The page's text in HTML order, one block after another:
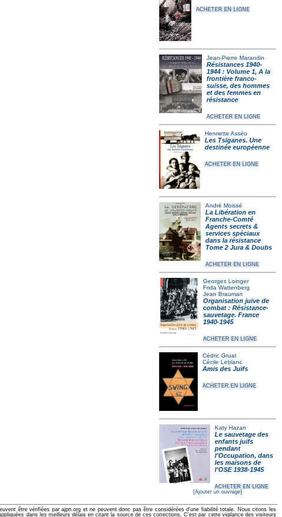
ACHETER EN LIGNE
Jean-Pierre Marandin
Résistances 1940-
1944 : Volume 1, A la
frontière franco-
suisse, des hommes
et des femmes en
résistance
ACHETER EN LIGNE
Henriette Asséo
Les Tsiganes. Une
destinée européenne
ACHETER EN LIGNE
André Moissé
La Libération en
Franche-Comté
Agents secrets &
services spéciaux
dans la résistance
Tome 2 Jura & Doubs
ACHETER EN LIGNE
Georges Loinger
Frida Wattenberg
Jean Brauman
Organisation juive de
combat : Résistance-
sauvetage. France
1940-1945
ACHETER EN LIGNE
Cédric Gruat
Cécile Leblanc
Amis des Juifs
ACHETER EN LIGNE
Katy Hazan
Le sauvetage des
enfants juifs
pendant
l'Occupation, dans
les maisons de
l'OSE 1938-1945
ACHETER EN LIGNE
[Ajouter un ouvrage]
être vérifiées par ajpn.org et ne peuvent donc pas être considérées d'une fiabilité totale. Nous citons les
dans les meilleurs délais en citant la source de ces corrections. C'est par cette vigilance des visiteurs